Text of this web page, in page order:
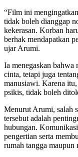
“Film ini
tidak boleh dianggap
kekerasan. Korban
berhak mendapatkan
ujar Arumi.
Ia menegaskan bahwa
cinta, tetapi juga
manusiawi. Karena
psikis, tidak boleh
Menurut Arumi, salah
tersebut adalah
hubungan.
pengertian serta
rumah tangga maupun